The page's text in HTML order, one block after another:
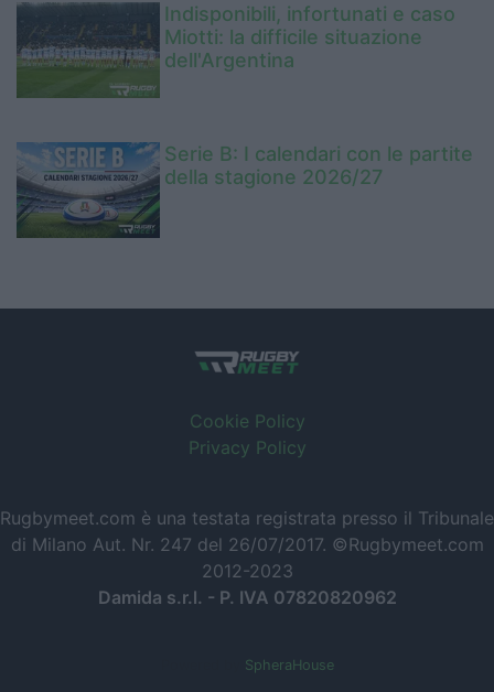
Indisponibili, infortunati e caso
Miotti: la difficile situazione
dell'Argentina
Serie B: I calendari con le partite
della stagione 2026/27
Cookie Policy
Privacy Policy
Rugbymeet.com è una testata registrata presso il Tribunale
di Milano Aut. Nr. 247 del 26/07/2017. ©Rugbymeet.com
2012-2023
Damida s.r.l. - P. IVA 07820820962
SpheraHouse